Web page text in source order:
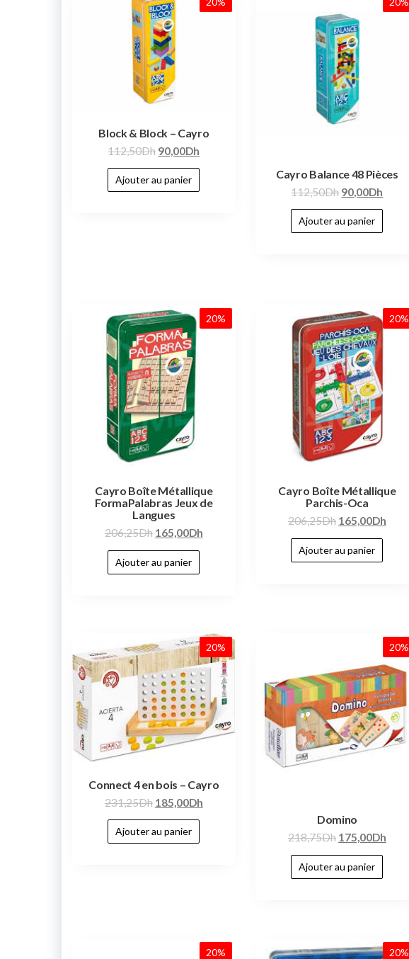
Block & Block – Cayro
112,50Dh 90,00Dh
Ajouter au panier Cayro Balance 48 Pièces
112,50Dh90,00Dh
Ajouter au panier
20%
Cayro Boîte Métallique
FormaPalabras Jeux de
Langues
206,25Dh 165,00Dh
Ajouter au panier
20%
Cayro Boîte Métallique
Parchis-Oca
206,25Dh 165,00Dh
Ajouter au panier
20%
Connect 4 en bois – Cayro
231,25Dh 185,00Dh
Ajouter au panier
20%
Domino
218,75Dh 175,00Dh
Ajouter au panier
20% 20%